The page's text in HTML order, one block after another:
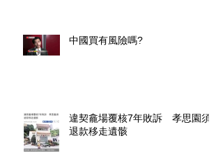
中國買有風險嗎?
違契龕場覆核7年敗訴 孝思園須
退款移走遺骸